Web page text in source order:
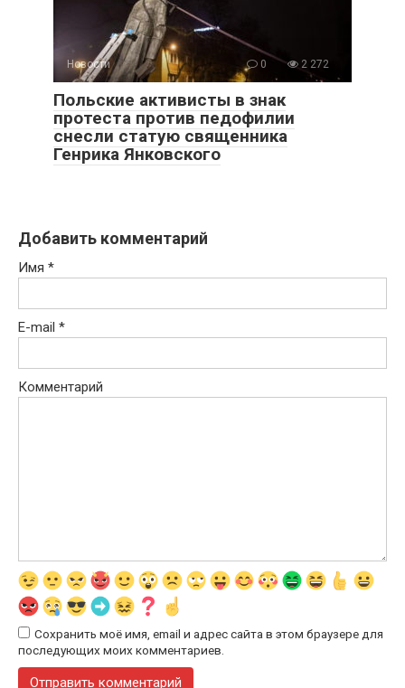
Новости 0 2 272
Польские активисты в знак
протеста против педофилии
снесли статую священника
Генрика Янковского
Добавить комментарий
Имя *
E-mail *
Комментарий
Сохранить моё имя, email и адрес сайта в этом браузере для
последующих моих комментариев.